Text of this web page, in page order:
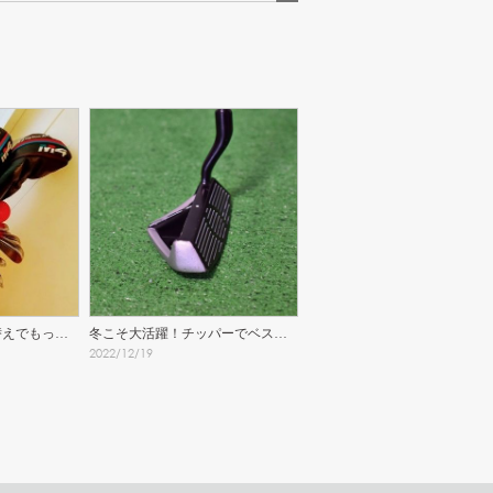
でもっと
冬こそ大活躍！チッパーでベスト
スコアを更新
2022/12/19